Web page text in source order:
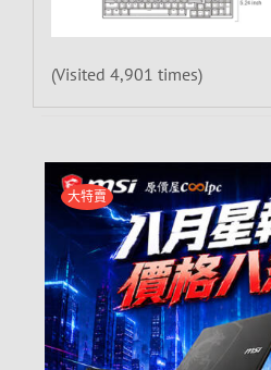
(Visited 4,901 times)
大特賣